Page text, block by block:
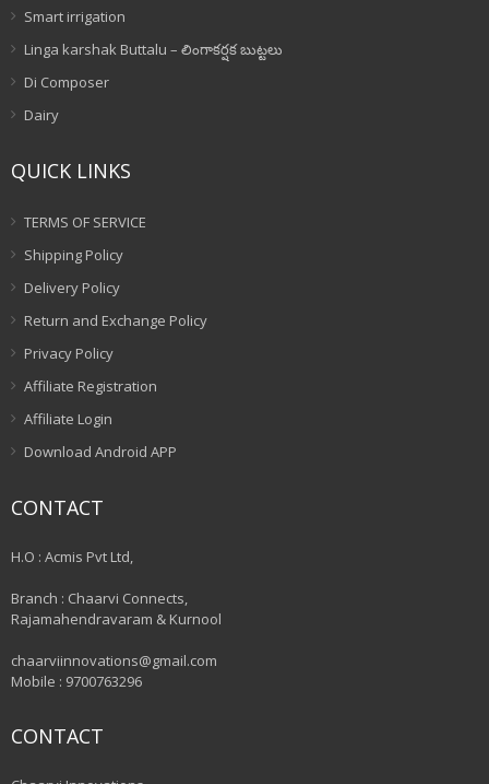
Smart irrigation
Linga karshak Buttalu – లింగాకర్షక బుట్టలు
Di Composer
Dairy
QUICK LINKS
TERMS OF SERVICE
Shipping Policy
Delivery Policy
Return and Exchange Policy
Privacy Policy
Affiliate Registration
Affiliate Login
Download Android APP
CONTACT
H.O : Acmis Pvt Ltd,
Branch : Chaarvi Connects,
Rajamahendravaram & Kurnool
chaarviinnovations@gmail.com
Mobile : 9700763296
CONTACT